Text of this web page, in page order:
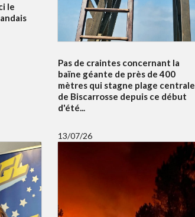
le
Pas de craintes concernant la
baïne géante de près de 400
mètres qui stagne plage centrale
de Biscarrosse depuis ce début
d'été...
13/07/26